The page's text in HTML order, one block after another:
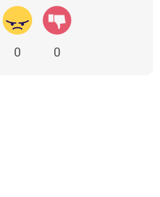
0 0